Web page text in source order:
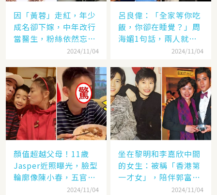
因「黃蓉」走紅，年少
成名卻下嫁，中年改行
當醫生，粉絲依然忘不
2024/11/04
呂良偉：「全家等你吃
飯，你卻在睡覺？」周
海媚1句話，兩人就此
2024/11/04
顏值超越父母！11歲
Jasper近照曝光，臉型
輪廓像陳小春，五官卻
更像應采兒網驚：完美
2024/11/04
坐在黎明和李嘉欣中間
的女生：被稱「香港第
一才女」，陪伴郭富城
「29年」卻看他娶了別
2024/11/04